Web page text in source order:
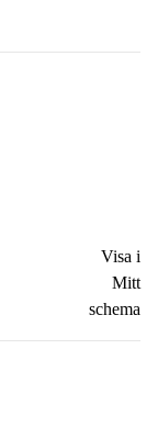
Visa i
Mitt
schema